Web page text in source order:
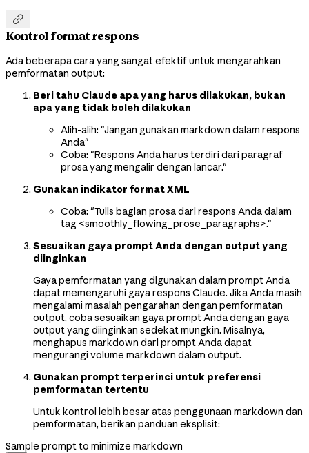

Kontrol format respons
Ada beberapa cara yang sangat efektif untuk mengarahkan
pemformatan output:
Beri tahu Claude apa yang harus dilakukan, bukan
apa yang tidak boleh dilakukan
Alih-alih: "Jangan gunakan markdown dalam respons
Anda"
Coba: "Respons Anda harus terdiri dari paragraf
prosa yang mengalir dengan lancar."
Gunakan indikator format XML
Coba: "Tulis bagian prosa dari respons Anda dalam
tag <smoothly_flowing_prose_paragraphs>."
Sesuaikan gaya prompt Anda dengan output yang
diinginkan
Gaya pemformatan yang digunakan dalam prompt Anda
dapat memengaruhi gaya respons Claude. Jika Anda masih
mengalami masalah pengarahan dengan pemformatan
output, coba sesuaikan gaya prompt Anda dengan gaya
output yang diinginkan sedekat mungkin. Misalnya,
menghapus markdown dari prompt Anda dapat
mengurangi volume markdown dalam output.
Gunakan prompt terperinci untuk preferensi
pemformatan tertentu
Untuk kontrol lebih besar atas penggunaan markdown dan
pemformatan, berikan panduan eksplisit:
Sample prompt to minimize markdown